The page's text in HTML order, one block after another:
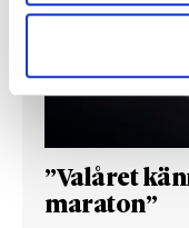
”Valåret
maraton”